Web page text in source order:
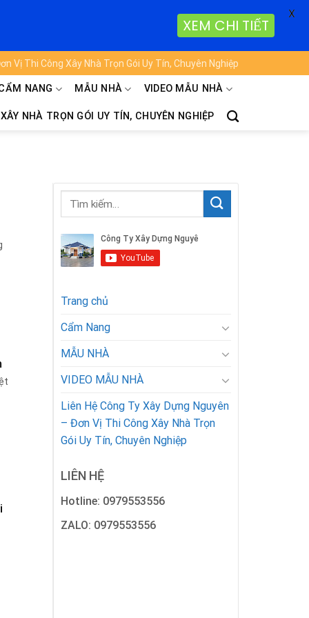
Vị Thi Công Xây Nhà Trọn Gói Uy Tín, Chuyên Nghiệp
NANG MẪU NHÀ VIDEO MẪU NHÀ
NHÀ TRỌN GÓI UY TÍN, CHUYÊN NGHIỆP
Trang chủ
Cẩm Nang
MẪU NHÀ
VIDEO MẪU NHÀ
Liên Hệ Công Ty Xây Dựng Nguyên
– Đơn Vị Thi Công Xây Nhà Trọn
Gói Uy Tín, Chuyên Nghiệp
LIÊN HỆ
Hotline: 0979553556
ZALO: 0979553556
XEM CHI TIẾT
X